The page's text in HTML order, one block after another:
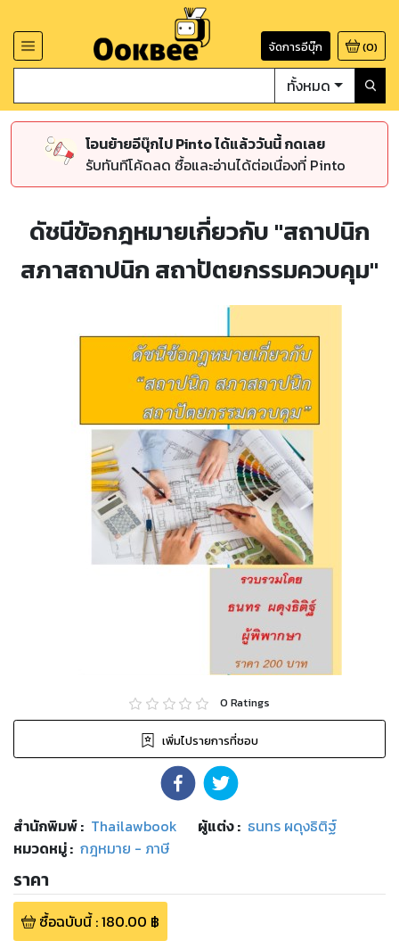
จัดการอีบุ๊ก (0)
ทั้งหมด
โอนย้ายอีบุ๊กไป Pinto ได้แล้ววันนี้ กดเลย
รับทันทีโค้ดลด ซื้อและอ่านได้ต่อเนื่องที่ Pinto
ดัชนีข้อกฎหมายเกี่ยวกับ "สถาปนิก
สภาสถาปนิก สถาปัตยกรรมควบคุม"
0 Ratings
เพิ่มไปรายการที่ชอบ
สำนักพิมพ์: Thailawbook ผู้แต่ง : ธนทร ผดุงธิติฐ์
หมวดหมู่: กฎหมาย - ภาษี
ราคา
ซื้อฉบับนี้:180.00 ฿